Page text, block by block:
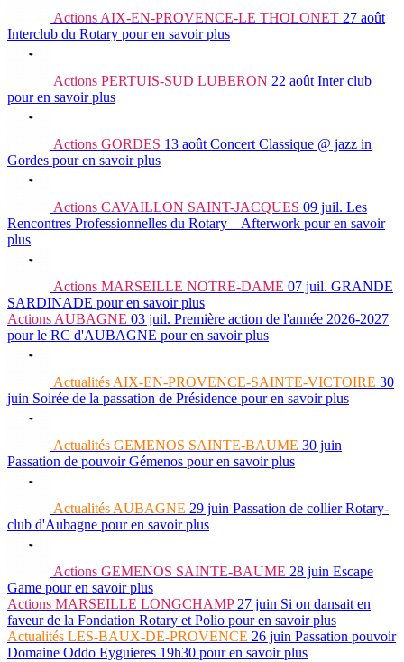
Actions AIX-EN-PROVENCE-LE THOLONET 27 août
Interclub du Rotary pour en savoir plus
Actions PERTUIS-SUD LUBERON 22 août Inter club
pour en savoir plus
Actions GORDES 13 août Concert Classique @ jazz in
Gordes pour en savoir plus
Actions CAVAILLON SAINT-JACQUES 09 juil. Les
Rencontres Professionnelles du Rotary – Afterwork pour en savoir
plus
Actions MARSEILLE NOTRE-DAME 07 juil. GRANDE
SARDINADE pour en savoir plus
Actions AUBAGNE 03 juil. Première action de l'année 2026-2027
pour le RC d'AUBAGNE pour en savoir plus
Actualités AIX-EN-PROVENCE-SAINTE-VICTOIRE 30
juin Soirée de la passation de Présidence pour en savoir plus
Actualités GEMENOS SAINTE-BAUME 30 juin
Passation de pouvoir Gémenos pour en savoir plus
Actualités AUBAGNE 29 juin Passation de collier Rotary-
club d'Aubagne pour en savoir plus
Actions GEMENOS SAINTE-BAUME 28 juin Escape
Game pour en savoir plus
Actions MARSEILLE LONGCHAMP 27 juin Si on dansait en
faveur de la Fondation Rotary et Polio pour en savoir plus
Actualités LES-BAUX-DE-PROVENCE 26 juin Passation pouvoir
Domaine Oddo Eyguieres 19h30 pour en savoir plus